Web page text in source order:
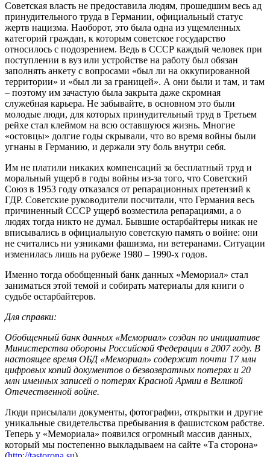
Советская власть не предоставила людям, прошедшим весь ад
принудительного труда в Германии, официальный статус
жертв нацизма. Наоборот, это была одна из ущемленных
категорий граждан, к которым советское государство
относилось с подозрением. Ведь в СССР каждый человек при
поступлении в вуз или устройстве на работу был обязан
заполнять анкету с вопросами «был ли на оккупированной
территории» и «был ли за границей». А они были и там, и там
– поэтому им зачастую была закрыта даже скромная
служебная карьера. Не забывайте, в основном это были
молодые люди, для которых принудительный труд в Третьем
рейхе стал клеймом на всю оставшуюся жизнь. Многие
«остовцы» долгие годы скрывали, что во время войны были
угнаны в Германию, и держали эту боль внутри себя.
Им не платили никаких компенсаций за бесплатный труд и
моральный ущерб в годы войны из-за того, что Советский
Союз в 1953 году отказался от репарационных претензий к
ГДР. Советские руководители посчитали, что Германия весь
причиненный СССР ущерб возместила репарациями, а о
людях тогда никто не думал. Бывшие остарбайтеры никак не
вписывались в официальную советскую память о войне: они
не считались ни узниками фашизма, ни ветеранами. Ситуации
изменилась лишь на рубеже 1980 – 1990-х годов.
Именно тогда обобщенный банк данных «Мемориал» стал
заниматься этой темой и собирать материалы для книги о
судьбе остарбайтеров.
Для справки:
Обобщенный банк данных «Мемориал» создан по инициативе
Министерства обороны Российской Федерации в 2007 году. В
настоящее время ОБД «Мемориал» содержит почти 17 млн
цифровых копий документов о безвозвратных потерях и 20
млн именных записей о потерях Красной Армии в Великой
Отечественной войне.
Люди присылали документы, фотографии, открытки и другие
уникальные свидетельства пребывания в фашистском рабстве.
Теперь у «Мемориала» появился огромный массив данных,
который мы постепенно выкладываем на сайте «Та сторона»